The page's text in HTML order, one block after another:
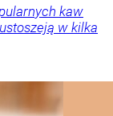
kaw
w kilka